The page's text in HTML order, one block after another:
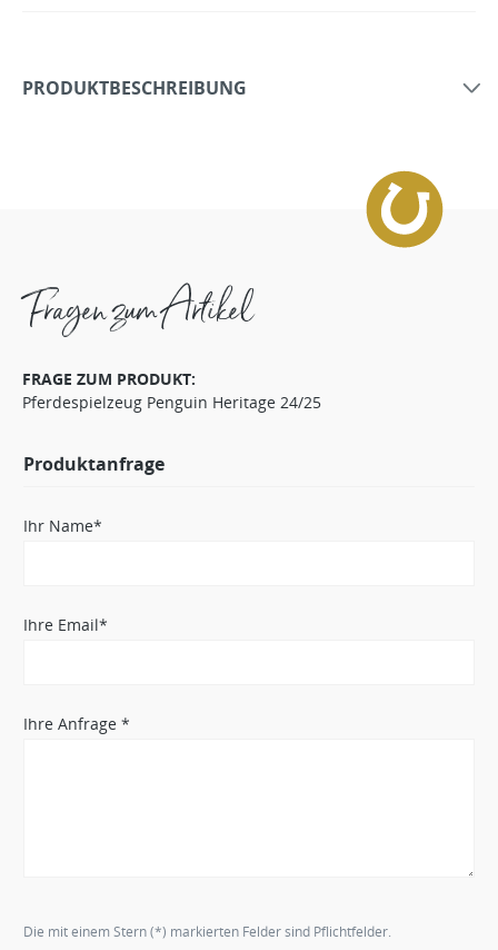
PRODUKTBESCHREIBUNG
Fragen zum Artikel
FRAGE ZUM PRODUKT:
Pferdespielzeug Penguin Heritage 24/25
Produktanfrage
Ihr Name*
Ihre Email*
Ihre Anfrage *
Die mit einem Stern (*) markierten Felder sind Pflichtfelder.